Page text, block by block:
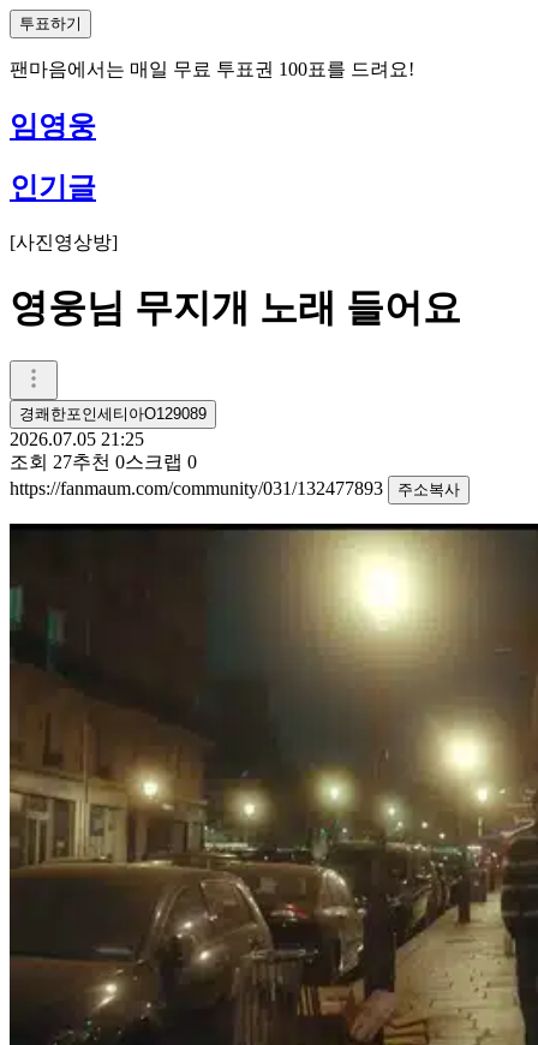
투표하기
팬마음에서는 매일 무료 투표권 100표를 드려요!
임영웅
인기글
[사진영상방]
영웅님 무지개 노래 들어요
경쾌한포인세티아O129089
2026.07.05 21:25
조회 27추천 0스크랩 0
https://fanmaum.com/community/031/132477893
주소복사